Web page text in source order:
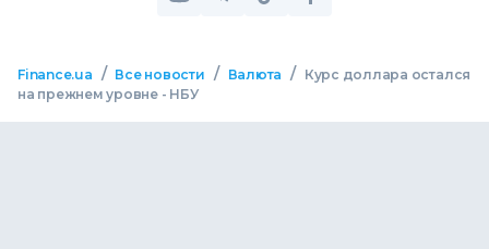
Finance.ua / Все новости / Валюта /
Курс доллара остался
на прежнем уровне - НБУ